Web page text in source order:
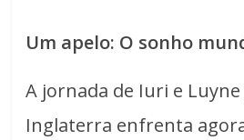
Um apelo: O sonho
A jornada de Iuri e
Inglaterra enfrenta